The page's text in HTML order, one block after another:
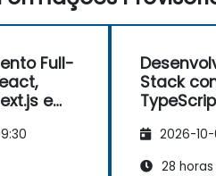
um ótimo
muito para
Full-
e
Stack
2026-
28 horas